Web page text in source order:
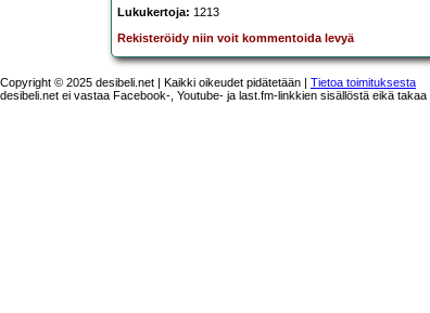
Lukukertoja: 1213
Rekisteröidy niin voit kommentoida levyä
Copyright © 2025 desibeli.net | Kaikki oikeudet pidätetään | Tietoa toimituksesta
desibeli.net ei vastaa Facebook-, Youtube- ja last.fm-linkkien sisällöstä eikä